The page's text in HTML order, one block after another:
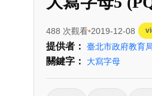
488 次觀看 2019-12-08
提供者： 臺北市政府教育
關鍵字： 大寫字母